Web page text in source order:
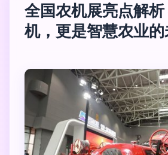
全国农机展亮点解
机，更是智慧农业